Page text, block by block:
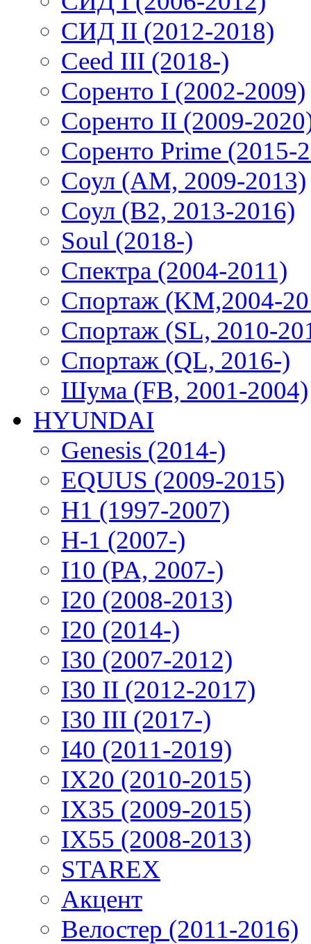
СИД II (2012-2018)
Ceed III (2018-)
Соренто I (2002-2009)
Соренто II (2009-
Соренто Prime (2015-
Соул (AM, 2009-2013)
Соул (B2, 2013-2016)
Soul (2018-)
Спектра (2004-2011)
Спортаж (KM,2004-
Спортаж (SL, 2010-
Спортаж (QL, 2016-)
Шума (FB, 2001-2004)
HYUNDAI
Genesis (2014-)
EQUUS (2009-2015)
H1 (1997-2007)
H-1 (2007-)
I10 (PA, 2007-)
I20 (2008-2013)
I20 (2014-)
I30 (2007-2012)
I30 II (2012-2017)
I30 III (2017-)
I40 (2011-2019)
IX20 (2010-2015)
IX35 (2009-2015)
IX55 (2008-2013)
STAREX
Акцент
Велостер (2011-2016)